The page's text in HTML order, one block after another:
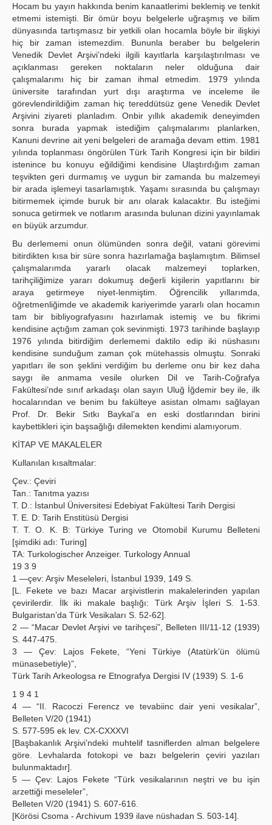
Hocam bu yayın hakkında benim kanaatlerimi beklemiş ve tenkit
etmemi istemişti. Bir ömür boyu belgelerle uğraşmış ve bilim
dünyasında tartışmasız bir yetkili olan hocamla böyle bir ilişkiyi
hiç bir zaman istemezdim. Bununla beraber bu belgelerin
Venedik Devlet Arşivi’ndeki ilgili kayıtlarla karşılaştırılması ve
açıklanması gereken noktaların neler olduğuna dair
çalışmalarımı hiç bir zaman ihmal etmedim. 1979 yılında
üniversite tarafından yurt dışı araştırma ve inceleme ile
görevlendirildiğim zaman hiç tereddütsüz gene Venedik Devlet
Arşivini ziyareti planladım. Onbir yıllık akademik deneyimden
sonra burada yapmak istediğim çalışmalarımı planlarken,
Kanuni devrine ait yeni belgeleri de aramağa devam ettim. 1981
yılında toplanması öngörülen Türk Tarih Kongresi için bir bildiri
istenince bu konuyu eğildiğimi kendisine Ulaştırdığım zaman
teşvikten geri durmamış ve uygun bir zamanda bu malzemeyi
bir arada işlemeyi tasarlamıştık. Yaşamı sırasında bu çalışmayı
bitirmemek içimde buruk bir anı olarak kalacaktır. Bu isteğimi
sonuca getirmek ve notlarım arasında bulunan dizini yayınlamak
en büyük arzumdur.
Bu derlememi onun ölümünden sonra değil, vatani görevimi
bitirdikten kısa bir süre sonra hazırlamağa başlamıştım. Bilimsel
çalışmalarımda yararlı olacak malzemeyi toplarken,
tarihçiliğimize yararı dokumuş değerli kişilerin yapıtlarını bir
araya getirmeye niyet-lenmiştim. Öğrencilik yıllarımda,
öğretmenliğimde ve akademik kariyerimde yararlı olan hocamın
tam bir bibliyografyasını hazırlamak istemiş ve bu fikrimi
kendisine açtığım zaman çok sevinmişti. 1973 tarihinde başlayıp
1976 yılında bitirdiğim derlememi daktilo edip iki nüshasını
kendisine sunduğum zaman çok mütehassis olmuştu. Sonraki
yapıtları ile son şeklini verdiğim bu derleme onu bir kez daha
saygı ile anmama vesile olurken Dil ve Tarih-Coğrafya
Fakültesi’nde sınıf arkadaşı olan sayın Uluğ İğdemir bey ile, ilk
hocalarından ve benim bu fakülteye asistan olmamı sağlayan
Prof. Dr. Bekir Sıtkı Baykal’a en eski dostlarından birini
kaybettikleri için başsağlığı dilemekten kendimi alamıyorum.
KİTAP VE MAKALELER
Kullanılan kısaltmalar:
Çev.: Çeviri
Tan.: Tanıtma yazısı
T. D.: İstanbul Üniversitesi Edebiyat Fakültesi Tarih Dergisi
T. E. D: Tarih Enstitüsü Dergisi
T. T. O. K. B: Türkiye Turing ve Otomobil Kurumu Belleteni
[şimdiki adı: Turing]
TA: Turkologischer Anzeiger. Turkology Annual
19 3 9
1 —çev: Arşiv Meseleleri, İstanbul 1939, 149 S.
[L. Fekete ve bazı Macar arşivistlerin makalelerinden yapılan
çevirilerdir. İlk iki makale başlığı: Türk Arşiv İşleri S. 1-53.
Bulgaristan’da Türk Vesikaları S. 52-62].
2 — “Macar Devlet Arşivi ve tarihçesi”, Belleten III/11-12 (1939)
S. 447-475.
3 — Çev: Lajos Fekete, “Yeni Türkiye (Atatürk’ün ölümü
münasebetiyle)”,
Türk Tarih Arkeologsa re Etnografya Dergisi IV (1939) S. 1-6
1 9 4 1
4 — “II. Racoczi Ferencz ve tevabiinc dair yeni vesikalar”,
Belleten V/20 (1941)
S. 577-595 ek lev. CX-CXXXVI
[Başbakanlık Arşivi’ndeki muhtelif tasniflerden alman belgelere
göre. Levhalarda fotokopi ve bazı belgelerin çeviri yazıları
bulunmaktadır].
5 — Çev: Lajos Fekete “Türk vesikalarının neştri ve bu işin
arzettiği meseleler”,
Belleten V/20 (1941) S. 607-616.
[Körösi Csoma - Archivum 1939 ilave nüshadan S. 503-14].